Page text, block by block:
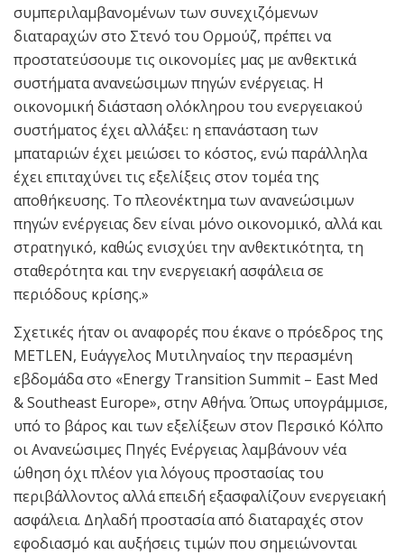
συμπεριλαμβανομένων των συνεχιζόμενων
διαταραχών στο Στενό του Ορμούζ, πρέπει να
προστατεύσουμε τις οικονομίες μας με ανθεκτικά
συστήματα ανανεώσιμων πηγών ενέργειας. Η
οικονομική διάσταση ολόκληρου του ενεργειακού
συστήματος έχει αλλάξει: η επανάσταση των
μπαταριών έχει μειώσει το κόστος, ενώ παράλληλα
έχει επιταχύνει τις εξελίξεις στον τομέα της
αποθήκευσης. Το πλεονέκτημα των ανανεώσιμων
πηγών ενέργειας δεν είναι μόνο οικονομικό, αλλά και
στρατηγικό, καθώς ενισχύει την ανθεκτικότητα, τη
σταθερότητα και την ενεργειακή ασφάλεια σε
περιόδους κρίσης.»
Σχετικές ήταν οι αναφορές που έκανε ο πρόεδρος της
METLEN, Ευάγγελος Μυτιληναίος την περασμένη
εβδομάδα στο «Energy Transition Summit – East Med
& Southeast Europe», στην Αθήνα. Όπως υπογράμμισε,
υπό το βάρος και των εξελίξεων στον Περσικό Κόλπο
οι Ανανεώσιμες Πηγές Ενέργειας λαμβάνουν νέα
ώθηση όχι πλέον για λόγους προστασίας του
περιβάλλοντος αλλά επειδή εξασφαλίζουν ενεργειακή
ασφάλεια. Δηλαδή προστασία από διαταραχές στον
εφοδιασμό και αυξήσεις τιμών που σημειώνονται